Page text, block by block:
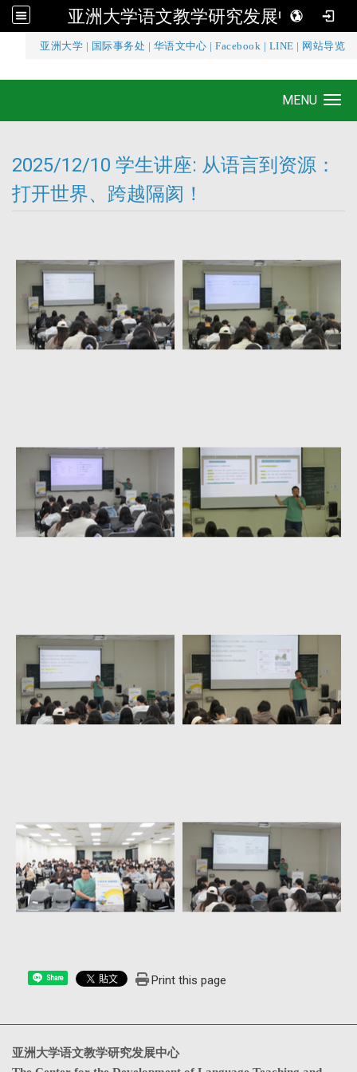
亚洲大学语文教学研究发展中心
亚洲大学 国际事务处 华语文中心 |Facebook LINE 网站导览
亚洲大学语文教学研究发展中心
MENU
2025/12/10 学生讲座: 从语言到资源：
打开世界、跨越隔阂！
Share Print this page
亚洲大学语文教学研究发展中心